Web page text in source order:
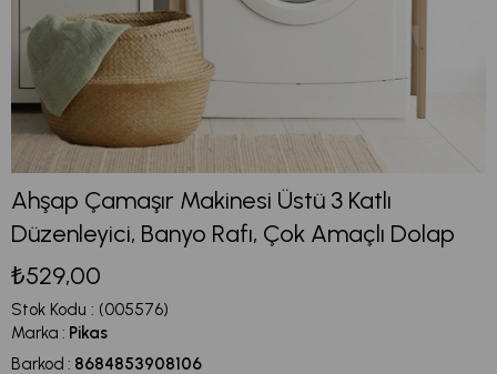
Ahşap Çamaşır Makinesi Üstü 3 Katlı
Düzenleyici, Banyo Rafı, Çok Amaçlı Dolap
₺529,00
Stok Kodu
(005576)
Marka : Pikas
Barkod : 8684853908106